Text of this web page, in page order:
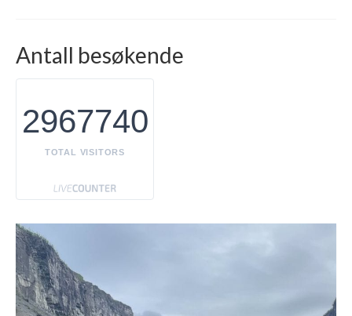
Antall besøkende
2967740
TOTAL VISITORS